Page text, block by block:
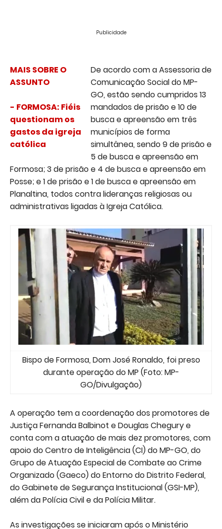
Publicidade
MAIS SOBRE O
ASSUNTO
- FORMOSA: Fiéis
questionam os
gastos da igreja
católica
De acordo com a Assessoria de
Comunicação Social do MP-
GO, estão sendo cumpridos 13
mandados de prisão e 10 de
busca e apreensão em três
municípios de forma
simultânea, sendo 9 de prisão e
5 de busca e apreensão em
Formosa; 3 de prisão e 4 de busca e apreensão em
Posse; e 1 de prisão e 1 de busca e apreensão em
Planaltina, todos contra lideranças religiosas ou
administrativas ligadas à Igreja Católica.
Bispo de Formosa, Dom José Ronaldo, foi preso
durante operação do MP (Foto: MP-
GO/Divulgação)
A operação tem a coordenação dos promotores de
Justiça Fernanda Balbinot e Douglas Chegury e
conta com a atuação de mais dez promotores, com
apoio do Centro de Inteligência (CI) do MP-GO, do
Grupo de Atuação Especial de Combate ao Crime
Organizado (Gaeco) do Entorno do Distrito Federal,
do Gabinete de Segurança Institucional (GSI-MP),
além da Polícia Civil e da Polícia Militar.
As investigações se iniciaram após o Ministério